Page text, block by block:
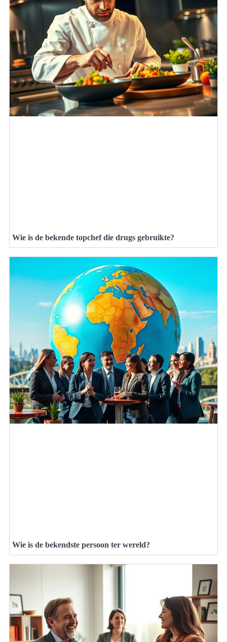
Wie is de bekende topchef die drugs gebruikte?
Wie is de bekendste persoon ter wereld?